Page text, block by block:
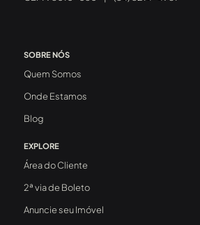
SOBRE NÓS
Quem Somos
Onde Estamos
Blog
EXPLORE
Área do Cliente
2ª via de Boleto
Anuncie seu Imóvel